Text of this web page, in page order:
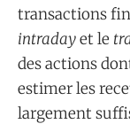
transactions
intradayet le
des actions
estimer les
largement